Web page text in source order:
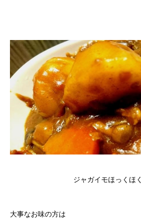
ジャガイモほっくほ
大事なお味の方は